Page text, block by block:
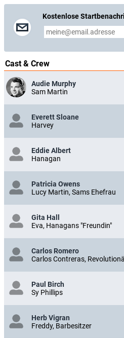
Kostenlose
Cast & Crew
Audie Murphy
Sam Martin
Everett Sloane
Harvey
Eddie Albert
Hanagan
Patricia Owens
Lucy Martin, Sams Ehefrau
Gita Hall
Eva, Hanagans "Freundin"
Carlos Romero
Carlos Contreras,
Paul Birch
Sy Phillips
Herb Vigran
Freddy, Barbesitzer